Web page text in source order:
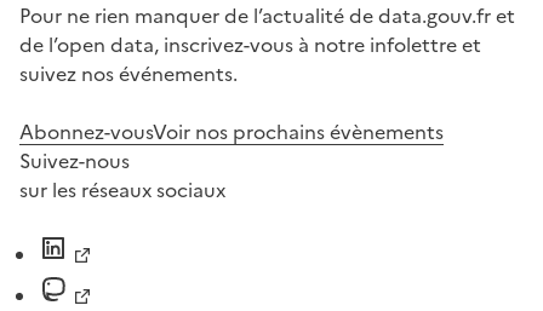
Pour ne rien manquer de l’actualité de data.gouv.fr et
de l’open data, inscrivez-vous à notre infolettre et
suivez nos événements.
Abonnez-vousVoir nos prochains évènements
Suivez-nous
sur les réseaux sociaux